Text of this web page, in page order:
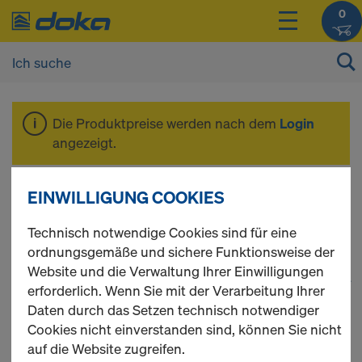
0
Die Produktpreise werden nach dem Login
angezeigt.
DokaXdek
29 Produkte gefunden
Meist gesucht
EINWILLIGUNG COOKIES
Technisch notwendige Cookies sind für eine
ordnungsgemäße und sichere Funktionsweise der
Website und die Verwaltung Ihrer Einwilligungen
erforderlich. Wenn Sie mit der Verarbeitung Ihrer
Daten durch das Setzen technisch notwendiger
Cookies nicht einverstanden sind, können Sie nicht
auf die Website zugreifen.